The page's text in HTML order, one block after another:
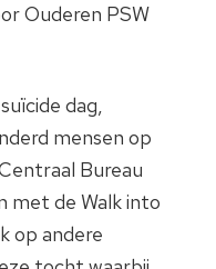
Ouderen PSW
dag,
mensen op
Bureau
met de Walk into
op andere